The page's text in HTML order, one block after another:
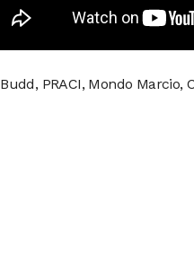
PRACI, Mondo Marcio,